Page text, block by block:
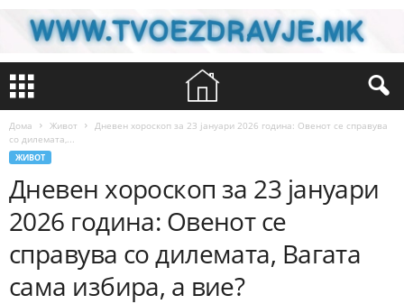
Дома Живот
Дневен хороскоп за 23 јануари 2026 година: Овенот се справува
со дилемата,...
ЖИВОТ
Дневен хороскоп за 23 јануари
2026 година: Овенот се
справува со дилемата, Вагата
сама избира, а вие?